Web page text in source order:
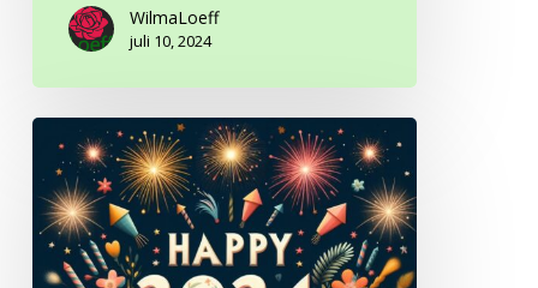
WilmaLoeff
juli 10, 2024
Gelukkig
2024!